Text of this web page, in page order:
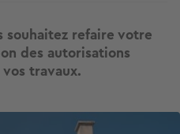
refaire votre
des autorisations
travaux.